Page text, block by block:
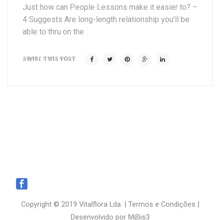
Just how can People Lessons make it easier to? –
4 Suggests Are long-length relationship you’ll be
able to thru on the
SHARE THIS POST
Copyright © 2019 Vitalflora Lda. | Termos e Condições |
Desenvolvido por M@is3